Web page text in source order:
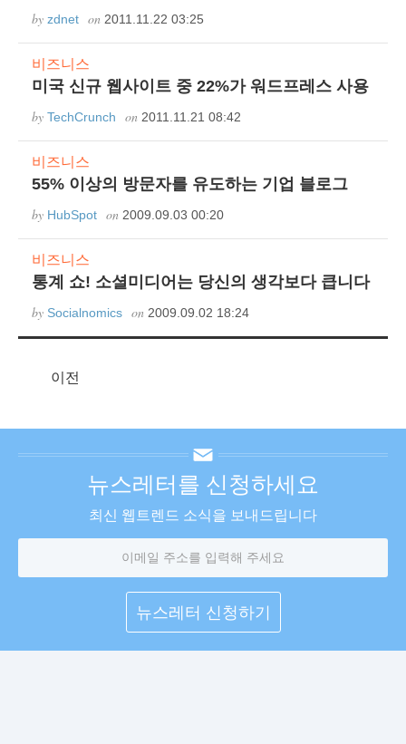
by zdnet on 2011.11.22 03:25
비즈니스
미국 신규 웹사이트 중 22%가 워드프레스 사용
by TechCrunch on 2011.11.21 08:42
비즈니스
55% 이상의 방문자를 유도하는 기업 블로그
by HubSpot on 2009.09.03 00:20
비즈니스
통계 쇼! 소셜미디어는 당신의 생각보다 큽니다
by Socialnomics on 2009.09.02 18:24
이전
뉴스레터를 신청하세요
최신 웹트렌드 소식을 보내드립니다
일